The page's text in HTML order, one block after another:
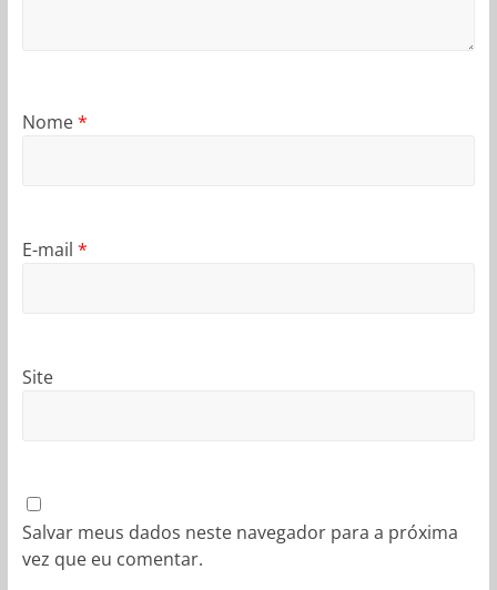
Nome*
E-mail *
Site
Salvar meus dados neste navegador para a próxima
vez que eu comentar.